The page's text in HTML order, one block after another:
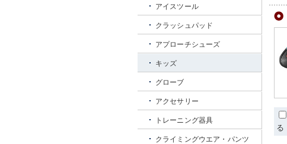
る
アイスツール
クラッシュパッド
アプローチシューズ
キッズ
グローブ
アクセサリー
トレーニング器具
クライミングウエア・パンツ